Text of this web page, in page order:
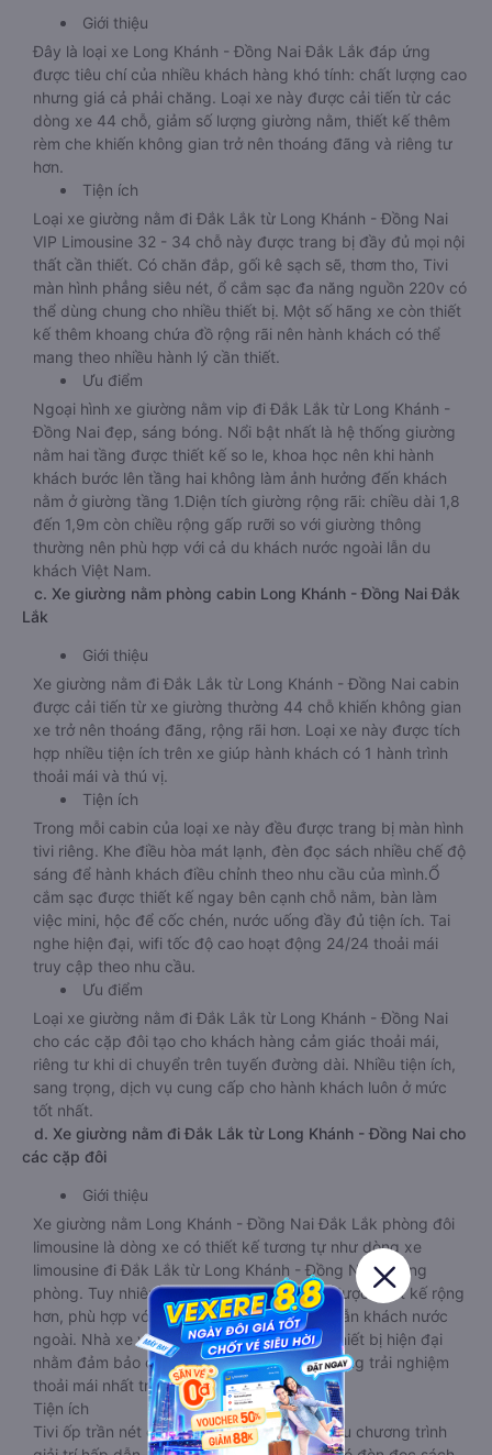
Giới thiệu
Đây là loại xe Long Khánh - Đồng Nai Đắk Lắk đáp ứng
được tiêu chí của nhiều khách hàng khó tính: chất lượng cao
nhưng giá cả phải chăng. Loại xe này được cải tiến từ các
dòng xe 44 chỗ, giảm số lượng giường nằm, thiết kế thêm
rèm che khiến không gian trở nên thoáng đãng và riêng tư
hơn.
Tiện ích
Loại xe giường nằm đi Đắk Lắk từ Long Khánh - Đồng Nai
VIP Limousine 32 - 34 chỗ này được trang bị đầy đủ mọi nội
thất cần thiết. Có chăn đắp, gối kê sạch sẽ, thơm tho, Tivi
màn hình phẳng siêu nét, ổ cắm sạc đa năng nguồn 220v có
thể dùng chung cho nhiều thiết bị. Một số hãng xe còn thiết
kế thêm khoang chứa đồ rộng rãi nên hành khách có thể
mang theo nhiều hành lý cần thiết.
Ưu điểm
Ngoại hình xe giường nằm vip đi Đắk Lắk từ Long Khánh -
Đồng Nai đẹp, sáng bóng. Nổi bật nhất là hệ thống giường
nằm hai tầng được thiết kế so le, khoa học nên khi hành
khách bước lên tầng hai không làm ảnh hưởng đến khách
nằm ở giường tầng 1.Diện tích giường rộng rãi: chiều dài 1,8
đến 1,9m còn chiều rộng gấp rưỡi so với giường thông
thường nên phù hợp với cả du khách nước ngoài lẫn du
khách Việt Nam.
c. Xe giường nằm phòng cabin Long Khánh - Đồng Nai Đắk
Lắk
Giới thiệu
Xe giường nằm đi Đắk Lắk từ Long Khánh - Đồng Nai cabin
được cải tiến từ xe giường thường 44 chỗ khiến không gian
xe trở nên thoáng đãng, rộng rãi hơn. Loại xe này được tích
hợp nhiều tiện ích trên xe giúp hành khách có 1 hành trình
thoải mái và thú vị.
Tiện ích
Trong mỗi cabin của loại xe này đều được trang bị màn hình
tivi riêng. Khe điều hòa mát lạnh, đèn đọc sách nhiều chế độ
sáng để hành khách điều chỉnh theo nhu cầu của mình.Ổ
cắm sạc được thiết kế ngay bên cạnh chỗ nằm, bàn làm
việc mini, hộc để cốc chén, nước uống đầy đủ tiện ích. Tai
nghe hiện đại, wifi tốc độ cao hoạt động 24/24 thoải mái
truy cập theo nhu cầu.
Ưu điểm
Loại xe giường nằm đi Đắk Lắk từ Long Khánh - Đồng Nai
cho các cặp đôi tạo cho khách hàng cảm giác thoải mái,
riêng tư khi di chuyển trên tuyến đường dài. Nhiều tiện ích,
sang trọng, dịch vụ cung cấp cho hành khách luôn ở mức
tốt nhất.
d. Xe giường nằm đi Đắk Lắk từ Long Khánh - Đồng Nai cho
các cặp đôi
Giới thiệu
Xe giường nằm Long Khánh - Đồng Nai Đắk Lắk phòng đôi
limousine là dòng xe có thiết kế tương tự như dòng xe
limousine đi Đắk Lắk từ Long Khánh - Đồng Nai giường
phòng. Tuy nhiên kích thước giường nằm được thiết kế rộng
hơn, phù hợp với cả khách hàng Việt Nam lẫn khách nước
ngoài. Nhà xe vẫn chú trọng trang bị các thiết bị hiện đại
nhằm đảm bảo cho quý khách hàng có những trải nghiệm
thoải mái nhất trong suốt chuyến đi.
Tiện ích
Tivi ốp trần nét cứng, đầu HD tích hợp nhiều chương trình